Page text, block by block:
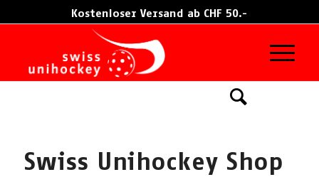
Kostenloser Versand ab CHF 50.-
Swiss Unihockey Shop